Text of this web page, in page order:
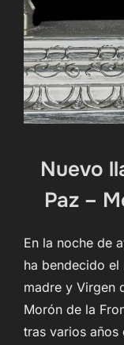
Nuevo
Paz –
En la noche de
ha bendecido el
madre y Virgen
Morón de la
tras varios años